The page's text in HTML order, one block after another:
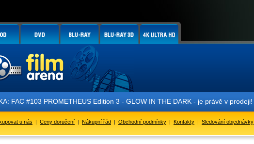
FAC #103 PROMETHEUS Edition 3 - GLOW IN THE DARK - je právě v prodeji!
u nás | Ceny doručení | Nákupní řád | Obchodní podmínky | Kontakty | Sledování objednávky